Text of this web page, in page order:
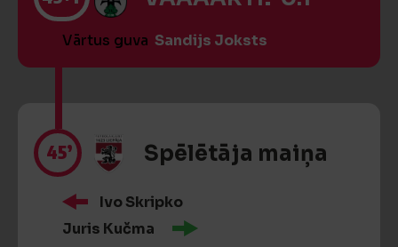
Vārtus guva Sandijs Joksts
45’ Spēlētāja maiņa
Ivo Skripko
Juris Kučma